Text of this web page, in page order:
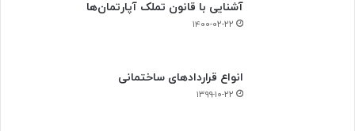
آشنایی با قانون تملک آپارتمان‌ها
۱۴۰۰-۰۲-۲۲
انواع قراردادهای ساختمانی
۱۳۹۹-۱۰-۲۲